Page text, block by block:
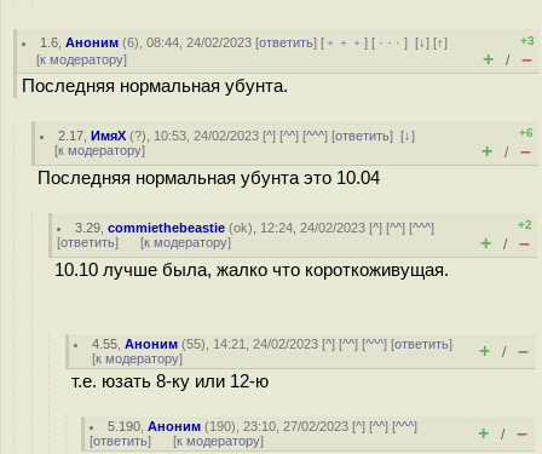
1.6 ,Аноним (6), 08:44, 24/02/2023 [ответить] [ ﹢﹢﹢] [ · · ·][↓] [↑]
[к модератору]
+3
+ / –
Последняя нормальная убунта.
2.17 ,ИмяХ (?), 10:53, 24/02/2023 [^] [^^] [^^^] [ответить][↓]
[к модератору]
+6
+ / –
Последняя нормальная убунта это 10.04
3.29 ,commiethebeastie (ok), 12:24, 24/02/2023 [^] [^^] [^^^]
[ответить] [к модератору]
+2
+ / –
10.10 лучше была, жалко что короткоживущая.
4.55 ,Аноним (55), 14:21, 24/02/2023 [^] [^^] [^^^] [ответить]
[к модератору] + / –
т.е. юзать 8-ку или 12-ю
5.190 ,Аноним (190), 23:10, 27/02/2023 [^] [^^] [^^^]
[ответить] [к модератору] + / –